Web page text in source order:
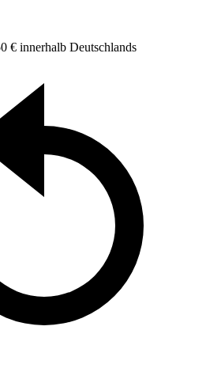
€ innerhalb Deutschlands